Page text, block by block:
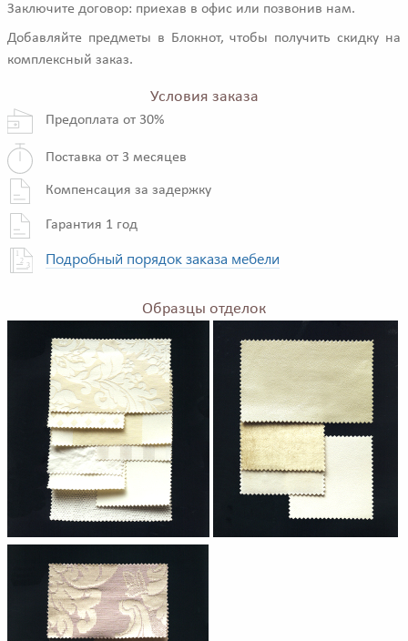
Заключите договор: приехав в офис или позвонив нам.
Добавляйте предметы в Блокнот, чтобы получить скидку на
комплексный заказ.
Условия заказа
Предоплата от 30%
Поставка от 3 месяцев
Компенсация за задержку
Гарантия 1 год
Подробный порядок заказа мебели
Образцы отделок